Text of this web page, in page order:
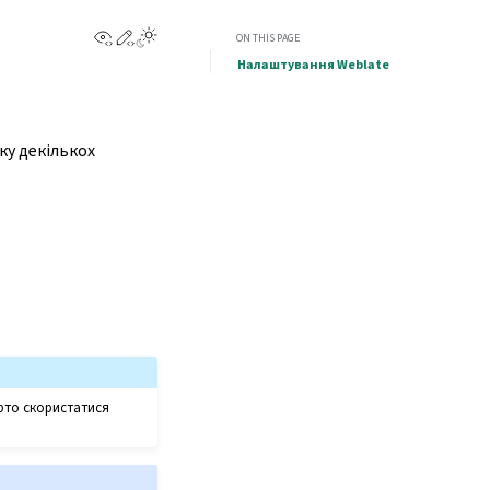
View this page
Edit this page
декількох
скористатися
ON THIS PAGE
Налаштування Weblate